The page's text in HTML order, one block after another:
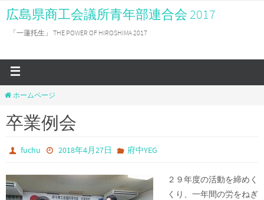
広島県商工会議所青年部連合会 2017
「一蓮托生」 THE POWER OF HIROSHIMA 2017
ホームページ
卒業例会
fuchu 2018年4月27日 府中YEG
２９年度の活動を締めく
くり、一年間の労をねぎ